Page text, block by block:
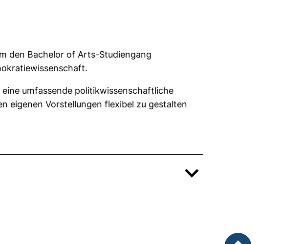
den Bachelor of Arts-Studiengang
umfassende politikwissenschaftliche
eigenen Vorstellungen flexibel zu gestalten